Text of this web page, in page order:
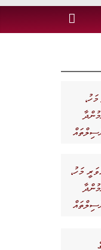
މަހު،
މަހު،